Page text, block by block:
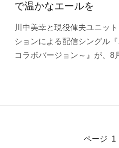
で温かなエールを
川中美幸と現役俥夫ユニッ
ションによる配信シングル
コラボバージョン～』が、
ページ 1